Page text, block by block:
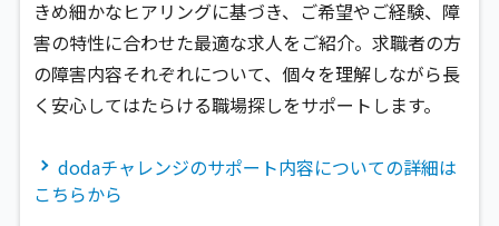
きめ細かなヒアリングに基づき、ご希望やご経験、障
害の特性に合わせた最適な求人をご紹介。求職者の方
の障害内容それぞれについて、個々を理解しながら長
く安心してはたらける職場探しをサポートします。
dodaチャレンジのサポート内容についての詳細は
こちらから